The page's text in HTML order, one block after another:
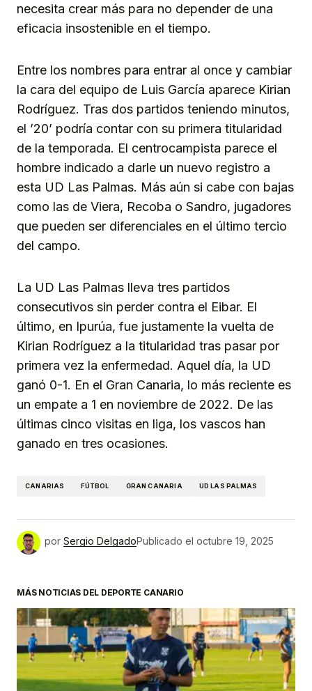
necesita crear más para no depender de una
eficacia insostenible en el tiempo.
Entre los nombres para entrar al once y cambiar
la cara del equipo de Luis García aparece Kirian
Rodríguez. Tras dos partidos teniendo minutos,
el ’20’ podría contar con su primera titularidad
de la temporada. El centrocampista parece el
hombre indicado a darle un nuevo registro a
esta UD Las Palmas. Más aún si cabe con bajas
como las de Viera, Recoba o Sandro, jugadores
que pueden ser diferenciales en el último tercio
del campo.
La UD Las Palmas lleva tres partidos
consecutivos sin perder contra el Eibar. El
último, en Ipurúa, fue justamente la vuelta de
Kirian Rodríguez a la titularidad tras pasar por
primera vez la enfermedad. Aquel día, la UD
ganó 0-1. En el Gran Canaria, lo más reciente es
un empate a 1 en noviembre de 2022. De las
últimas cinco visitas en liga, los vascos han
ganado en tres ocasiones.
CANARIAS FÚTBOL GRAN CANARIA UD LAS PALMAS
por Sergio DelgadoPublicado el octubre 19, 2025
MÁS NOTICIAS DEL DEPORTE CANARIO